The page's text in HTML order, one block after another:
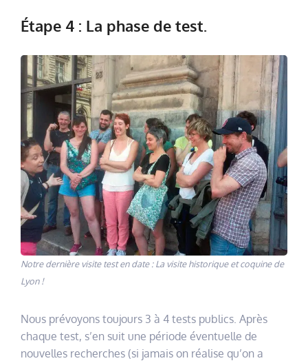
Étape 4 : La phase de test.
Notre dernière visite test en date : La visite historique et coquine de
Lyon !
Nous prévoyons toujours 3 à 4 tests publics. Après
chaque test, s’en suit une période éventuelle de
nouvelles recherches (si jamais on réalise qu’on a